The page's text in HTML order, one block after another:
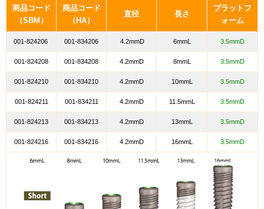
商品コード
（SBM）
商品コード
（HA）
直径 長さ
プラットフ
ォーム
001-824206 001-834206 4.2mmD 6mmL 3.5mmD
001-824208 001-834208 4.2mmD 8mmL 3.5mmD
001-824210 001-834210 4.2mmD 10mmL 3.5mmD
001-824211 001-834211 4.2mmD 11.5mmL 3.5mmD
001-824213 001-834213 4.2mmD 13mmL 3.5mmD
001-824216 001-834216 4.2mmD 16mmL 3.5mmD